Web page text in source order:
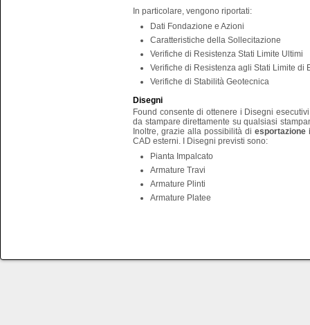
In particolare, vengono riportati:
Dati Fondazione e Azioni
Caratteristiche della Sollecitazione
Verifiche di Resistenza Stati Limite Ultimi
Verifiche di Resistenza agli Stati Limite di
Verifiche di Stabilità Geotecnica
Disegni
Found consente di ottenere i Disegni
da stampare direttamente su qualsiasi
Inoltre, grazie alla possibilità diesportazione
CAD esterni. I Disegni previsti sono:
Pianta Impalcato
Armature Travi
Armature Plinti
Armature Platee